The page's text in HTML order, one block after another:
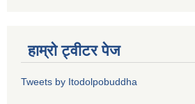
हाम्रो ट्वीटर पेज
Tweets by Itodolpobuddha